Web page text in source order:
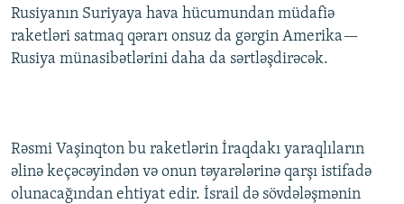
Rusiyanın Suriyaya hava hücumundan müdafiə
raketləri satmaq qərarı onsuz da gərgin Amerika—
Rusiya münasibətlərini daha da sərtləşdirəcək.
Rəsmi Vaşinqton bu raketlərin İraqdakı yaraqlıların
əlinə keçəcəyindən və onun təyarələrinə qarşı istifadə
olunacağından ehtiyat edir. İsrail də sövdələşmənin